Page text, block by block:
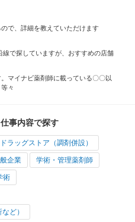
で、詳細を教えていただけます
線で探していますが、おすすめの店舗
マイナビ薬剤師に載っている〇〇以
々
事内容で探す
ドラッグストア（調剤併設）
企業 学術・管理薬剤師
術
ど）